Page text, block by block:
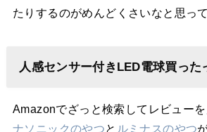
たりするのがめんどくさいなと思っ
人感センサー付きLED電球買った
Amazonでざっと検索してレビュー
ナソニックのやつと ルミナスのやつ